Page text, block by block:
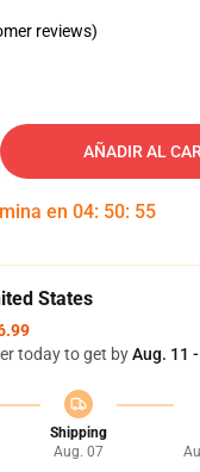
reviews)
AÑADIR AL
en 04: 50: 54
States
today to get byAug. 11
Shipping
Aug. 07